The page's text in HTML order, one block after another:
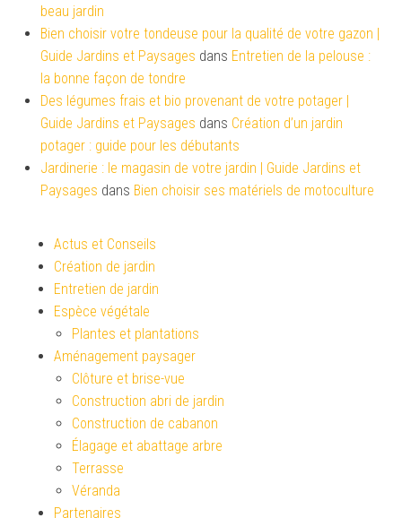
beau jardin
Bien choisir votre tondeuse pour la qualité de votre gazon |
Guide Jardins et Paysages dans Entretien de la pelouse :
la bonne façon de tondre
Des légumes frais et bio provenant de votre potager |
Guide Jardins et Paysages dans Création d’un jardin
potager : guide pour les débutants
Jardinerie : le magasin de votre jardin | Guide Jardins et
Paysages dans Bien choisir ses matériels de motoculture
Actus et Conseils
Création de jardin
Entretien de jardin
Espèce végétale
Plantes et plantations
Aménagement paysager
Clôture et brise-vue
Construction abri de jardin
Construction de cabanon
Élagage et abattage arbre
Terrasse
Véranda
Partenaires